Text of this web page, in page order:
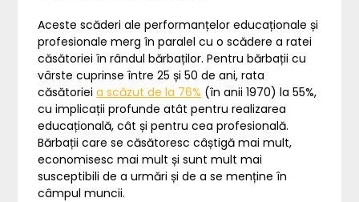
Aceste scăderi ale performanțelor educaționale și
profesionale merg în paralel cu o scădere a ratei
căsătoriei în rândul bărbaților. Pentru bărbații cu
vârste cuprinse între 25 și 50 de ani, rata
căsătorieia scăzut de la 76% (în anii 1970) la 55%,
cu implicații profunde atât pentru realizarea
educațională, cât și pentru cea profesională.
Bărbații care se căsătoresc câștigă mai mult,
economisesc mai mult și sunt mult mai
susceptibili de a urmări și de a se menține în
câmpul muncii.